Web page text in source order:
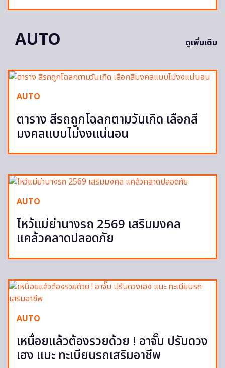
AUTO ดูเพิ่มเติม
AUTO
ตาราง สีรถถูกโฉลกตามวันเกิด เลือกสี
มงคลแบบไม่งงแน่นอน
AUTO
ไหว้แม่ย่านางรถ 2569 เสริมมงคล
แคล้วคลาดปลอดภัย
AUTO
เหนื่อยแล้วต้องรวยด้วย ! อาจั๊บ ปรับดวง
เฮง แนะ ทะเบียนรถเสริมอาชีพ